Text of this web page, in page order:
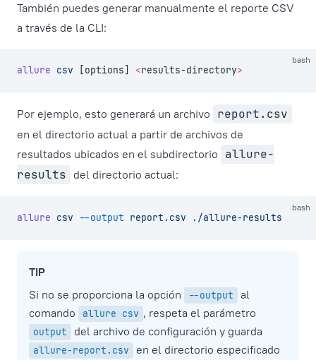
También puedes generar manualmente el reporte CSV
a través de la CLI:
bash
allure csv [options] <results-directory>
Por ejemplo, esto generará un archivo report.csv
en el directorio actual a partir de archivos de
resultados ubicados en el subdirectorio allure-
results del directorio actual:
bash
allure csv --output report.csv ./allure-results
TIP
Si no se proporciona la opción
--output
al
comando
allure csv , respeta el parámetro
output del archivo de configuración y guarda
allure-report.csv
en el directorio especificado